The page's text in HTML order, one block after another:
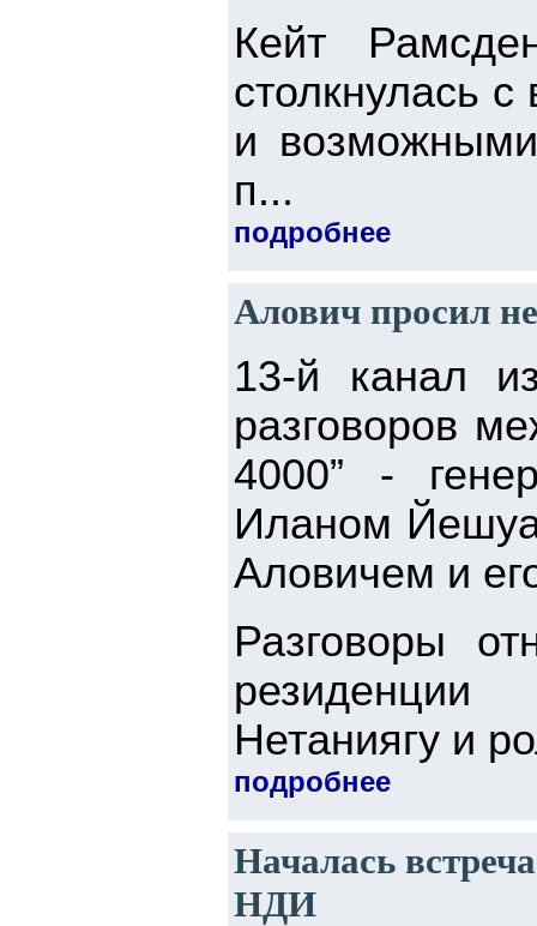
Кейт
столкнулась
и
п...
подробнее
Алович просил
13-й канал
разговоров
4000” -
Иланом
Аловичем и
Разговоры
Нетаниягу и
подробнее
Началась
НДИ